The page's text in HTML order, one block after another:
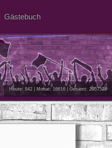
Gästebuch
Heute: 842 | Monat: 16616 | Gesamt: 2057528